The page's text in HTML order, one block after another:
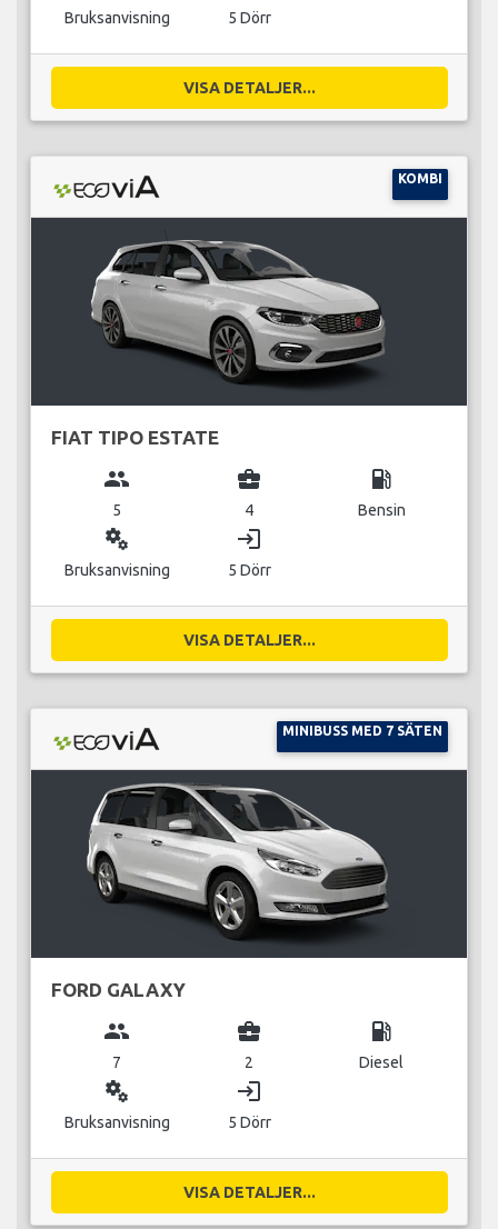
Bruksanvisning 5 Dörr
VISA DETALJER...
KOMBI
FIAT TIPO ESTATE
group
5
business_center
4
local_gas_station
Bensin
miscellaneous_services
Bruksanvisning
login
5 Dörr
VISA DETALJER...
MINIBUSS MED 7 SÄTEN
FORD GALAXY
group
7
business_center
2
local_gas_station
Diesel
miscellaneous_services
Bruksanvisning
login
5 Dörr
VISA DETALJER...